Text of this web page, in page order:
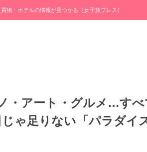
物・ホテルの情報が見つかる［女子旅プレス］
・アート・グルメ…す
ゃ足りない「パラダイ